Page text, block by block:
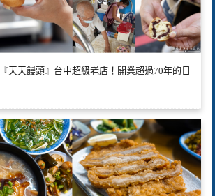
天天饅頭』台中超級老店！開業超過70年的日